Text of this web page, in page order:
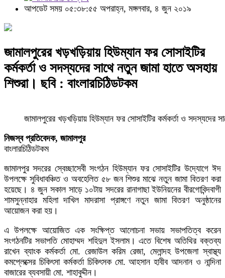
আপডেট সময় ০৫:৩৮:৫৫ অপরাহ্ন, মঙ্গলবার, ৪ জুন ২০১৯
জামালপুরের খড়খড়িয়ায় হিউম্যান ফর সোসাইটির
কর্মকর্তা ও সদস্যদের সাথে নতুন জামা হাতে অসহায়
শিশুরা। ছবি : বাংলারচিঠিডটকম
জামালপুরের খড়খড়িয়ায় হিউম্যান ফর সোসাইটির কর্মকর্তা ও সদস্যদের
নিজস্ব প্রতিবেদক, জামালপুর
বাংলারচিঠিডটকম
জামালপুর সদরের স্বেচ্ছাসেবী সংগঠন হিউম্যান ফর সোসাইটির উদ্যোগে ঈদ
উপলক্ষে সুবিধাবঞ্চিত ও অবহেলিত ৫৮ জন শিশুর মাঝে নতুন জামা বিতরণ করা
হয়েছে। ৪ জুন সকাল সাড়ে ১০টায় সদরের রানাগাছা ইউনিয়নের বীরগোবিন্দবাগী
শামসুন্নাহার মহিলা দাখিল মাদরাসা প্রাঙ্গণে নতুন জামা বিতরণ অনুষ্ঠানের
আয়োজন করা হয়।
এ উপলক্ষে আয়োজিত এক সংক্ষিপ্ত আলোচনা সভায় সভাপতিত্ব করেন
সংগঠনটির সভাপতি মোহাম্মদ শহিদুল ইসলাম। এতে বিশেষ অতিথির বক্তব্য
রাখেন ব্যাংক কর্মকর্তা মো. রেজাউল করিম রেজা, মেলান্দহ উপজেলা স্বাস্থ্য
কমপ্লেক্সের চিকিৎসা কর্মকর্তা চিকিৎসক মো. আহসান হাবীব আদনান ও নান্দিনা
বাজারের ব্যবসায়ী মো. শাহাবুদ্দীন।